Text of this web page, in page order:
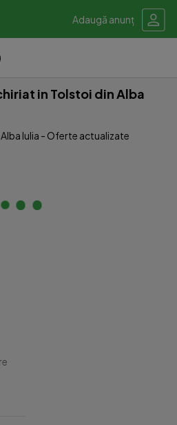
Adaugă anunț
in Tolstoi din Alba
Iulia - Oferte actualizate